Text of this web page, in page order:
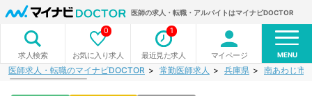
医師の求人・転職・アルバイトはマイナビDOCTOR
求人検索 お気に入り求人
0
最近見た求人
1
マイページ MENU
医師求人・転職のマイナビDOCTOR 常勤医師求人 兵庫県 南あわじ市